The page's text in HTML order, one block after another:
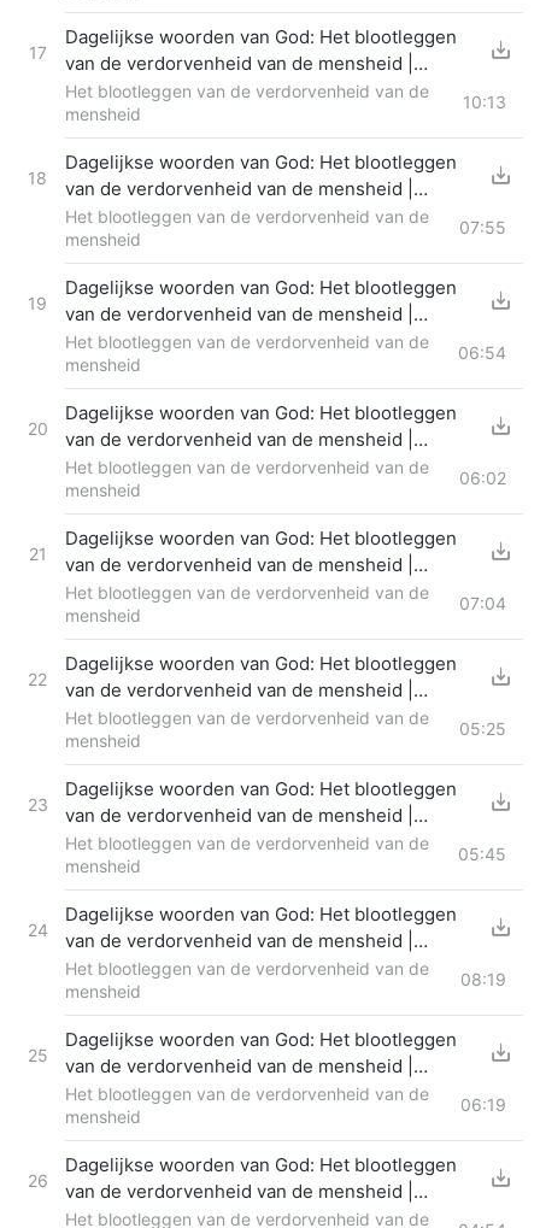
17
Dagelijkse woorden van God: Het blootleggen
van de verdorvenheid van de mensheid |
Fragment 316
Het blootleggen van de verdorvenheid van de
mensheid
10:13
18
Dagelijkse woorden van God: Het blootleggen
van de verdorvenheid van de mensheid |
Fragment 317
Het blootleggen van de verdorvenheid van de
mensheid
07:55
19
Dagelijkse woorden van God: Het blootleggen
van de verdorvenheid van de mensheid |
Fragment 318
Het blootleggen van de verdorvenheid van de
mensheid
06:54
20
Dagelijkse woorden van God: Het blootleggen
van de verdorvenheid van de mensheid |
Fragment 319
Het blootleggen van de verdorvenheid van de
mensheid
06:02
21
Dagelijkse woorden van God: Het blootleggen
van de verdorvenheid van de mensheid |
Fragment 320
Het blootleggen van de verdorvenheid van de
mensheid
07:04
22
Dagelijkse woorden van God: Het blootleggen
van de verdorvenheid van de mensheid |
Fragment 321
Het blootleggen van de verdorvenheid van de
mensheid
05:25
23
Dagelijkse woorden van God: Het blootleggen
van de verdorvenheid van de mensheid |
Fragment 322
Het blootleggen van de verdorvenheid van de
mensheid
05:45
24
Dagelijkse woorden van God: Het blootleggen
van de verdorvenheid van de mensheid |
Fragment 323
Het blootleggen van de verdorvenheid van de
mensheid
08:19
25
Dagelijkse woorden van God: Het blootleggen
van de verdorvenheid van de mensheid |
Fragment 324
Het blootleggen van de verdorvenheid van de
mensheid
06:19
26
Dagelijkse woorden van God: Het blootleggen
van de verdorvenheid van de mensheid |
Fragment 325
Het blootleggen van de verdorvenheid van de